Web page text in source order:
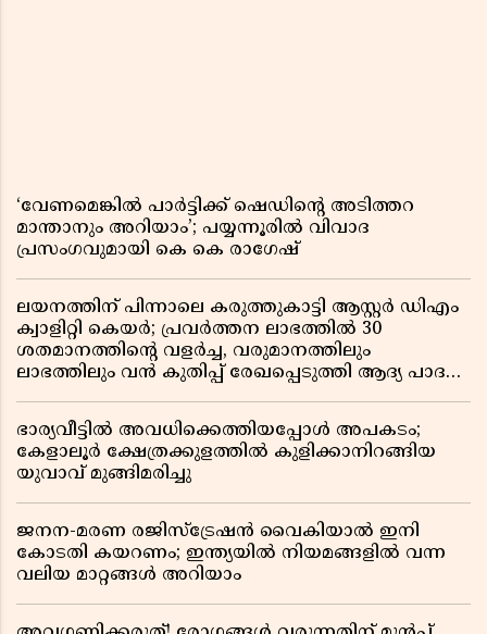
‘വേണമെങ്കിൽ പാർട്ടിക്ക് ഷെഡിൻ്റെ അടിത്തറ
മാന്താനും അറിയാം’; പയ്യന്നൂരിൽ വിവാദ
പ്രസംഗവുമായി കെ കെ രാഗേഷ്
ലയനത്തിന് പിന്നാലെ കരുത്തുകാട്ടി ആസ്റ്റർ ഡിഎം
ക്വാളിറ്റി കെയർ; പ്രവർത്തന ലാഭത്തിൽ 30
ശതമാനത്തിൻ്റെ വളർച്ച, വരുമാനത്തിലും
ലാഭത്തിലും വൻ കുതിപ്പ് രേഖപ്പെടുത്തി ആദ്യ പാദ
ഭാര്യവീട്ടിൽ അവധിക്കെത്തിയപ്പോൾ അപകടം;
കേളാലൂർ ക്ഷേത്രക്കുളത്തിൽ കുളിക്കാനിറങ്ങിയ
യുവാവ് മുങ്ങിമരിച്ചു
ജനന-മരണ രജിസ്ട്രേഷൻ വൈകിയാൽ ഇനി
കോടതി കയറണം; ഇന്ത്യയിൽ നിയമങ്ങളിൽ വന്ന
വലിയ മാറ്റങ്ങൾ അറിയാം